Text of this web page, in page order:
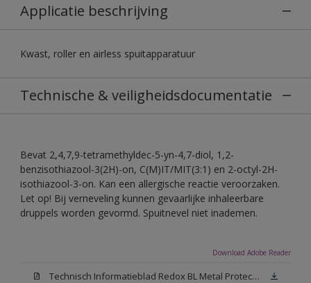
Applicatie beschrijving
Kwast, roller en airless spuitapparatuur
Technische & veiligheidsdocumentatie
Bevat 2,4,7,9-tetramethyldec-5-yn-4,7-diol, 1,2-
benzisothiazool-3(2H)-on, C(M)IT/MIT(3:1) en 2-octyl-2H-
isothiazool-3-on. Kan een allergische reactie veroorzaken.
Let op! Bij verneveling kunnen gevaarlijke inhaleerbare
druppels worden gevormd. Spuitnevel niet inademen.
Download Adobe Reader
Technisch Informatieblad Redox BL Metal Protect (PDF)